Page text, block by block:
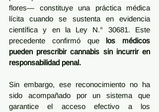
flores— constituye una práctica médica
lícita cuando se sustenta en evidencia
científica y en la Ley N.° 30681. Este
precedente confirmó que los médicos
pueden prescribir cannabis sin incurrir en
responsabilidad penal.
Sin embargo, ese reconocimiento no ha
sido acompañado por un sistema que
garantice el acceso efectivo a los